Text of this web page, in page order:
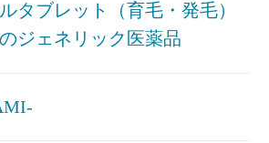
タブレット（育毛・発毛）
ジェネリック医薬品